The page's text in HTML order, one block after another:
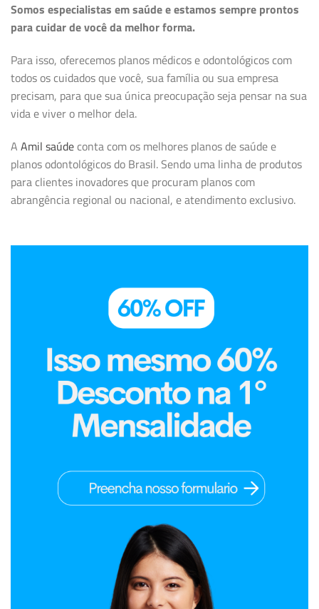
Somos especialistas em saúde e estamos sempre prontos
para cuidar de você da melhor forma.
Para isso, oferecemos planos médicos e odontológicos com
todos os cuidados que você, sua família ou sua empresa
precisam, para que sua única preocupação seja pensar na sua
vida e viver o melhor dela.
A Amil saúde conta com os melhores planos de saúde e
planos odontológicos do Brasil. Sendo uma linha de produtos
para clientes inovadores que procuram planos com
abrangência regional ou nacional, e atendimento exclusivo.